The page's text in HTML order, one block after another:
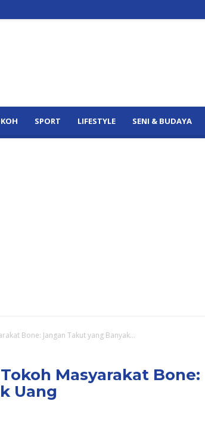
SPORT LIFESTYLE SENI & BUDAYA
Bone: Jangan Takut yang Banyak...
Masyarakat Bone:
Uang